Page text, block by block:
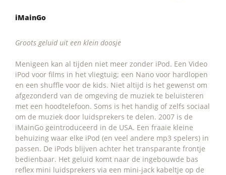
iMainGo
Groots geluid uit een klein doosje
Menigeen kan al tijden niet meer zonder iPod. Een Video
iPod voor films in het vliegtuig; een Nano voor hardlopen
en een shuffle voor de kids. Niet altijd is het gewenst om
afgezonderd van de omgeving de muziek te beluisteren
met een hoodtelefoon. Soms is het handig of zelfs sociaal
om de muziek door luidsprekers te delen. 2007 is de
iMainGo geintroduceerd in de USA. Een fraaie kleine
behuizing waar elke iPod (en veel andere mp3 spelers) in
passen. De iPods blijven achter het transparante frontje
bedienbaar. Het geluid komt naar de ingebouwde bas
reflex mini luidsprekers via een mini-jack kabeltje op de